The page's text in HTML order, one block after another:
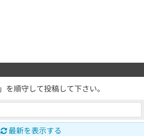
」を順守して投稿して下さい。
最新を表示する